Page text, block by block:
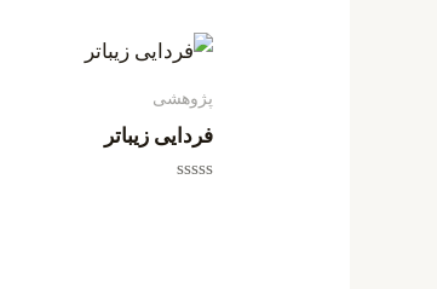
پژوهشی
فردایی زیباتر